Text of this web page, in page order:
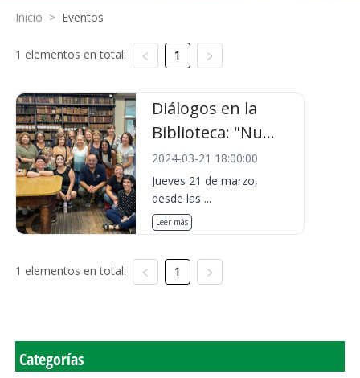
Inicio > Eventos
1 elementos en total: 1
Diálogos en la
Biblioteca: "Nu...
2024-03-21 18:00:00
Jueves 21 de marzo,
desde las ...
Leer más
1 elementos en total: 1
Categorías